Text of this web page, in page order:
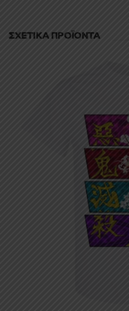
ΣΧΕΤΙΚΆ ΠΡΟΪΌΝΤΑ